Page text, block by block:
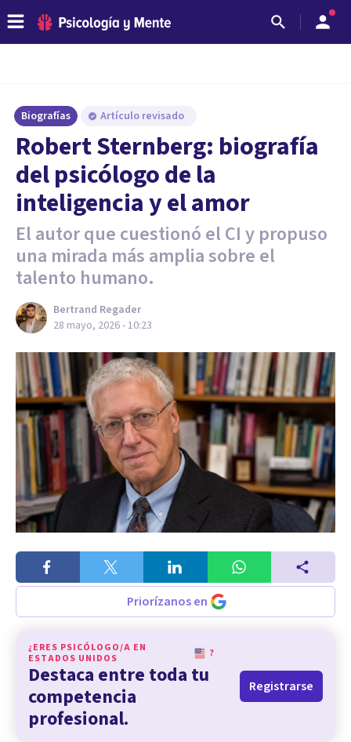
Biografías Artículo revisado
Robert Sternberg: biografía
del psicólogo de la
inteligencia y el amor
El autor que cuestionó el CI y propuso
una mirada más amplia sobre el
talento humano.
Bertrand Regader
28 mayo, 2026 - 10:23
Priorízanos en
¿ERES PSICÓLOGO/A EN
ESTADOS UNIDOS
?
Destaca entre toda tu
competencia
profesional.
Registrarse